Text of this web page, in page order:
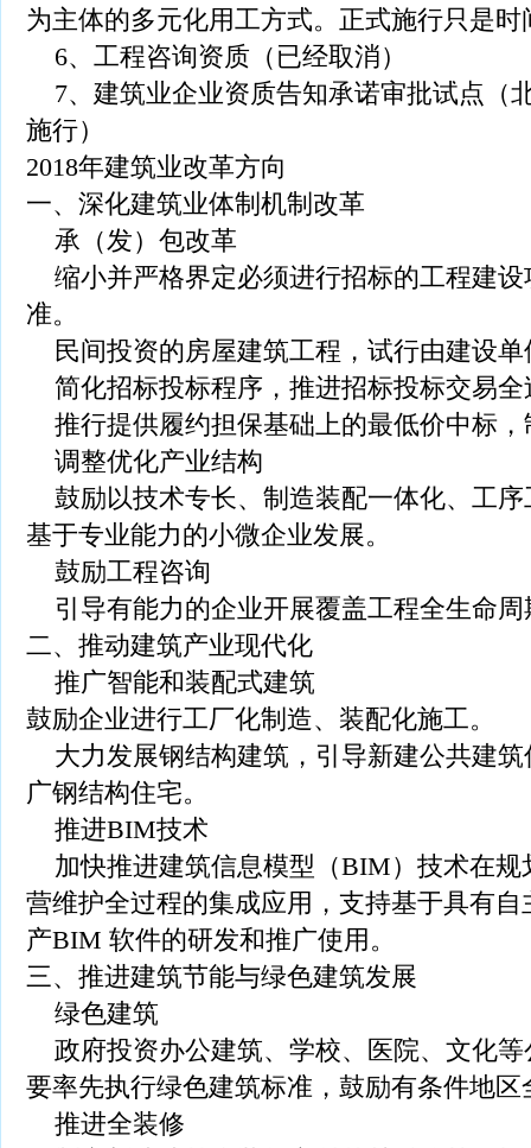
为主体的多元化用工方式。正式施行只是时
6、工程咨询资质（已经取消）
7、建筑业企业资质告知承诺审批试点（
施行）
2018年建筑业改革方向
一、深化建筑业体制机制改革
承（发）包改革
缩小并严格界定必须进行招标的工程建
准。
民间投资的房屋建筑工程，试行由建设单
简化招标投标程序，推进招标投标交易全
推行提供履约担保基础上的最低价中标，
调整优化产业结构
鼓励以技术专长、制造装配一体化、工
基于专业能力的小微企业发展。
鼓励工程咨询
引导有能力的企业开展覆盖工程全生命
二、推动建筑产业现代化
推广智能和装配式建筑
鼓励企业进行工厂化制造、装配化施工。
大力发展钢结构建筑，引导新建公共建
广钢结构住宅。
推进BIM技术
加快推进建筑信息模型（BIM）技术在规
营维护全过程的集成应用，支持基于具有
产BIM 软件的研发和推广使用。
三、推进建筑节能与绿色建筑发展
绿色建筑
政府投资办公建筑、学校、医院、文化
要率先执行绿色建筑标准，鼓励有条件地
推进全装修